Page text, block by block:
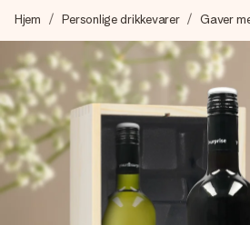
Vi laver din gave med omhu og
du kan give den på det helt rette
betyder allermest.
4,7 (baseret på +15.000
Vores gaver inspirerer. Kunderne
Reviews.
Hjem Personlige drikkevarer Gaver